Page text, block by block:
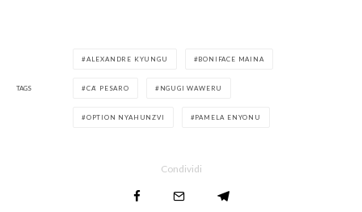
TAGS
ALEXANDRE KYUNGU BONIFACE MAINA
CA’ PESARO NGUGI WAWERU
OPTION NYAHUNZVI PAMELA ENYONU
Condividi